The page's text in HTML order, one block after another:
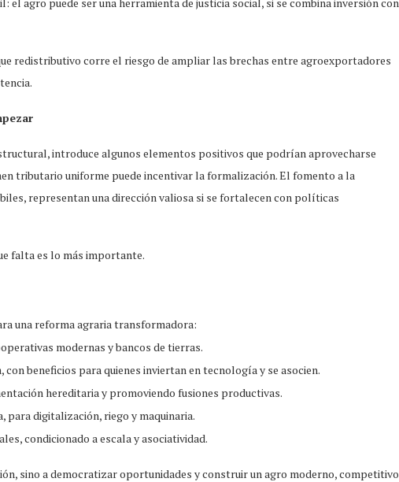
redistributivo corre el riesgo de ampliar las brechas entre agroexportadores
introduce algunos elementos positivos que podrían aprovecharse
tributario uniforme puede incentivar la formalización. El fomento a la
representan una dirección valiosa si se fortalecen con políticas
falta es lo más importante.
una reforma agraria transformadora:
modernas y bancos de tierras.
beneficios para quienes inviertan en tecnología y se asocien.
hereditaria y promoviendo fusiones productivas.
para digitalización, riego y maquinaria.
condicionado a escala y asociatividad.
sino a democratizar oportunidades y construir un agro moderno, competitivo